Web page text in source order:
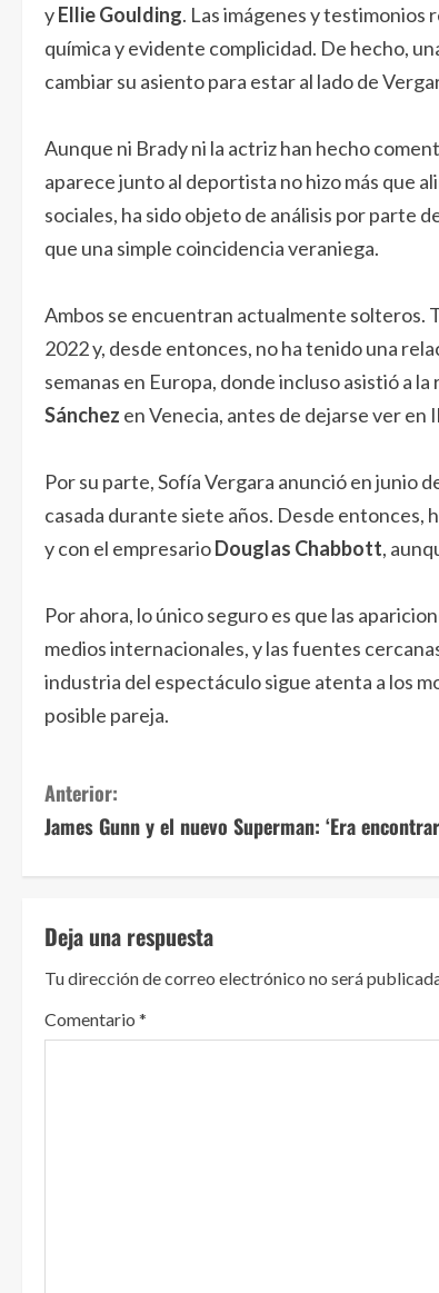
yEllie Goulding. Las imágenes y testimonios
química y evidente complicidad. De hecho,
cambiar su asiento para estar al lado de
Aunque ni Brady ni la actriz han hecho
aparece junto al deportista no hizo más que
sociales, ha sido objeto de análisis por parte
que una simple coincidencia veraniega.
Ambos se encuentran actualmente solteros.
2022 y, desde entonces, no ha tenido una
semanas en Europa, donde incluso asistió a
Sánchez en Venecia, antes de dejarse ver en
Por su parte, Sofía Vergara anunció en junio
casada durante siete años. Desde entonces,
y con el empresarioDouglas Chabbott,
Por ahora, lo único seguro es que las
medios internacionales, y las fuentes
industria del espectáculo sigue atenta a los
posible pareja.
S
i
g
u
e
l
Anterior:
James Gunn y el nuevo Superman: ‘Era
Deja una respuesta
Tu dirección de correo electrónico no será
Comentario *